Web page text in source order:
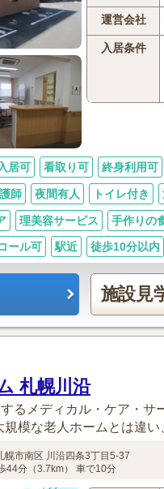
運営会社
入居条件
居可 看取り可 終身利用可
師 夜間有人 トイレ付き
理美容サービス 手作りの
ール可 駅近 徒歩10分以内
施設見
札幌川沿
るメディカル・ケア・サ
模な老人ホームとは違い
幌市南区 川沿四条3丁目5-37
分（3.7km）
車で10分